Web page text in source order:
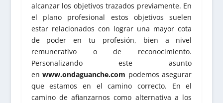
alcanzar los objetivos trazados previamente. En
el plano profesional estos objetivos suelen
estar relacionados con lograr una mayor cota
de poder en tu profesión, bien a nivel
remunerativo o de reconocimiento.
Personalizando este asunto
enwww.ondaguanche.com podemos asegurar
que estamos en el camino correcto. En el
camino de afianzarnos como alternativa a los